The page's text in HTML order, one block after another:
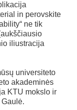
in perovskite
ne tik
iliustracija
universiteto
akademinės
KTU mokslo ir